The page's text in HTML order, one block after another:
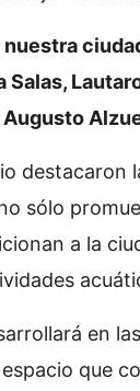
nuestra
Salas,
destacaron
sólo
a la
en
que